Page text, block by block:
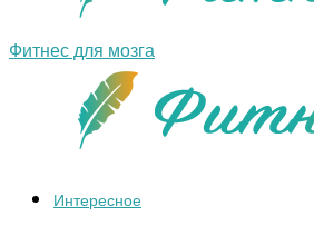
Фитнес для мозга
Интересное